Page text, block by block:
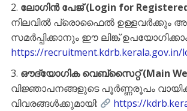
ലോഗിൻ പേജ് (Login for
നിലവിൽ പ്രൊഫൈൽ ഉള്ളവർക്കും
സമർപ്പിക്കാനും ഈ ലിങ്ക്
https://recruitment.kdrb.kerala.gov.in/
ഔദ്യോഗിക വെബ്‌സൈറ്റ് (Main
വിജ്ഞാപനങ്ങളുടെ പൂർണ്ണരൂപം
വിവരങ്ങൾക്കുമായി:
https://